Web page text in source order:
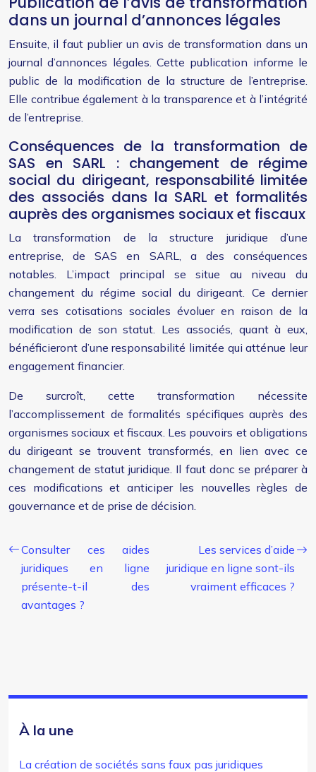
dans un journal d’annonces légales
Ensuite, il faut publier un avis de transformation dans un
journal d’annonces légales. Cette publication informe le
public de la modification de la structure de l’entreprise.
Elle contribue également à la transparence et à l’intégrité
de l’entreprise.
Conséquences de la transformation de
SAS en SARL : changement de régime
social du dirigeant, responsabilité limitée
des associés dans la SARL et formalités
auprès des organismes sociaux et fiscaux
La transformation de la structure juridique d’une
entreprise, de SAS en SARL, a des conséquences
notables. L’impact principal se situe au niveau du
changement du régime social du dirigeant. Ce dernier
verra ses cotisations sociales évoluer en raison de la
modification de son statut. Les associés, quant à eux,
bénéficieront d’une responsabilité limitée qui atténue leur
engagement financier.
De surcroît, cette transformation nécessite
l’accomplissement de formalités spécifiques auprès des
organismes sociaux et fiscaux. Les pouvoirs et obligations
du dirigeant se trouvent transformés, en lien avec ce
changement de statut juridique. Il faut donc se préparer à
ces modifications et anticiper les nouvelles règles de
gouvernance et de prise de décision.
Consulter ces aides
juridiques en ligne
présente-t-il des
avantages ?
Les services d’aide
juridique en ligne sont-ils
vraiment efficaces ?
À la une
La création de sociétés sans faux pas juridiques